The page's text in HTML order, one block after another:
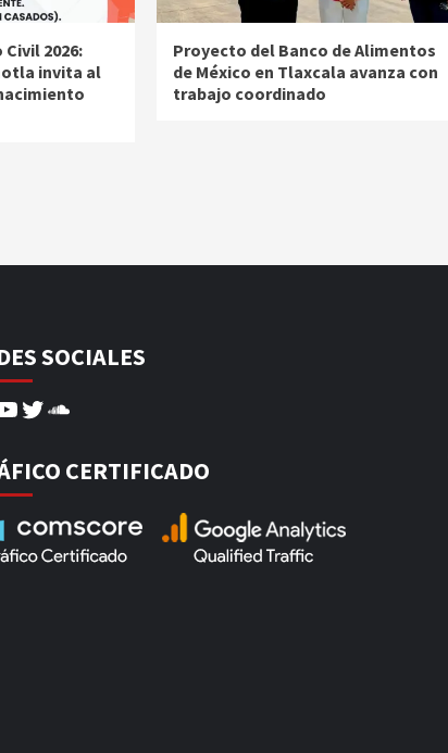
2026:
invita al
Proyecto del Banco de Alimentos
de México en Tlaxcala avanza con
trabajo coordinado
SOCIALES
Twitter
SoundCloud
CERTIFICADO